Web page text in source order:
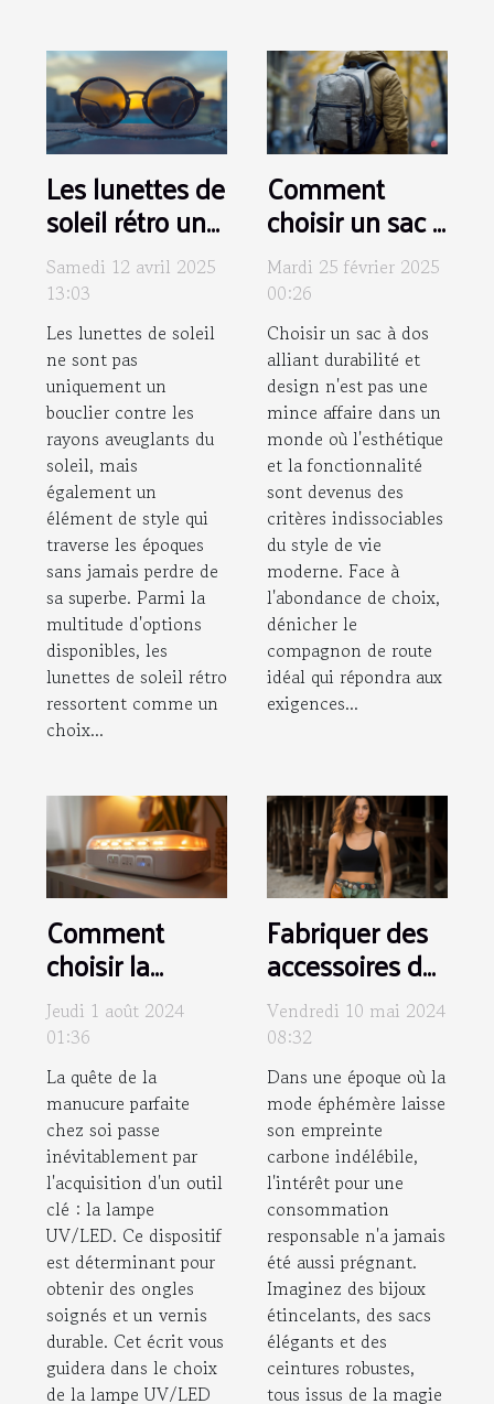
Les lunettes de
soleil rétro un
accessoire
intemporel
pour
moderniser
votre look
Samedi 12 avril 2025
13:03
Les lunettes de soleil
ne sont pas
uniquement un
bouclier contre les
rayons aveuglants du
soleil, mais
également un
élément de style qui
traverse les époques
sans jamais perdre de
sa superbe. Parmi la
multitude d'options
disponibles, les
lunettes de soleil rétro
ressortent comme un
choix...
Comment
choisir un sac à
dos durable et
design pour un
style de vie
moderne
Mardi 25 février 2025
00:26
Choisir un sac à dos
alliant durabilité et
design n'est pas une
mince affaire dans un
monde où l'esthétique
et la fonctionnalité
sont devenus des
critères indissociables
du style de vie
moderne. Face à
l'abondance de choix,
dénicher le
compagnon de route
idéal qui répondra aux
exigences...
Comment
choisir la
meilleure
lampe UV/LED
pour votre
manucure à
domicile
Jeudi 1 août 2024
01:36
La quête de la
manucure parfaite
chez soi passe
inévitablement par
l'acquisition d'un outil
clé : la lampe
UV/LED. Ce dispositif
est déterminant pour
obtenir des ongles
soignés et un vernis
durable. Cet écrit vous
guidera dans le choix
de la lampe UV/LED
Fabriquer des
accessoires de
mode durables
avec des
matériaux
recyclés
Vendredi 10 mai 2024
08:32
Dans une époque où la
mode éphémère laisse
son empreinte
carbone indélébile,
l'intérêt pour une
consommation
responsable n'a jamais
été aussi prégnant.
Imaginez des bijoux
étincelants, des sacs
élégants et des
ceintures robustes,
tous issus de la magie